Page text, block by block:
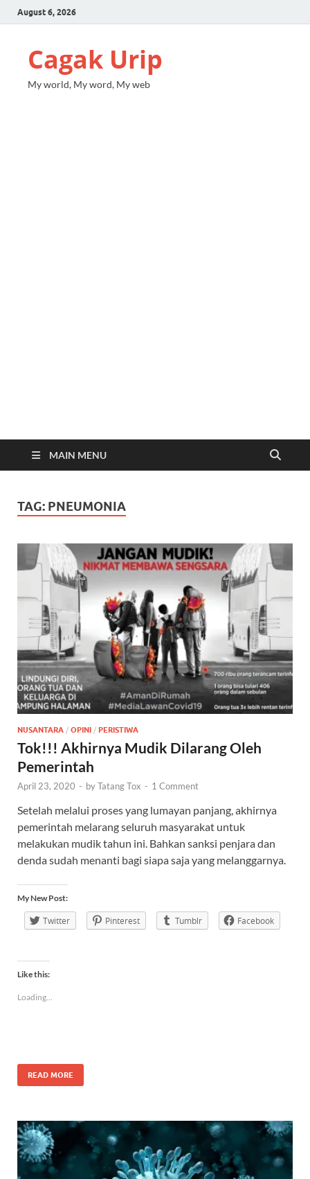
August 6, 2026
Cagak Urip
My world, My word, My web
MAIN MENU
TAG: PNEUMONIA
NUSANTARA / OPINI / PERISTIWA
Tok!!! Akhirnya Mudik Dilarang Oleh
Pemerintah
April 23, 2020 - byTatang Tox - 1 Comment
Setelah melalui proses yang lumayan panjang, akhirnya
pemerintah melarang seluruh masyarakat untuk
melakukan mudik tahun ini. Bahkan sanksi penjara dan
denda sudah menanti bagi siapa saja yang melanggarnya.
My New Post:
Twitter Pinterest Tumblr Facebook
Like this:
Loading...
READ MORE